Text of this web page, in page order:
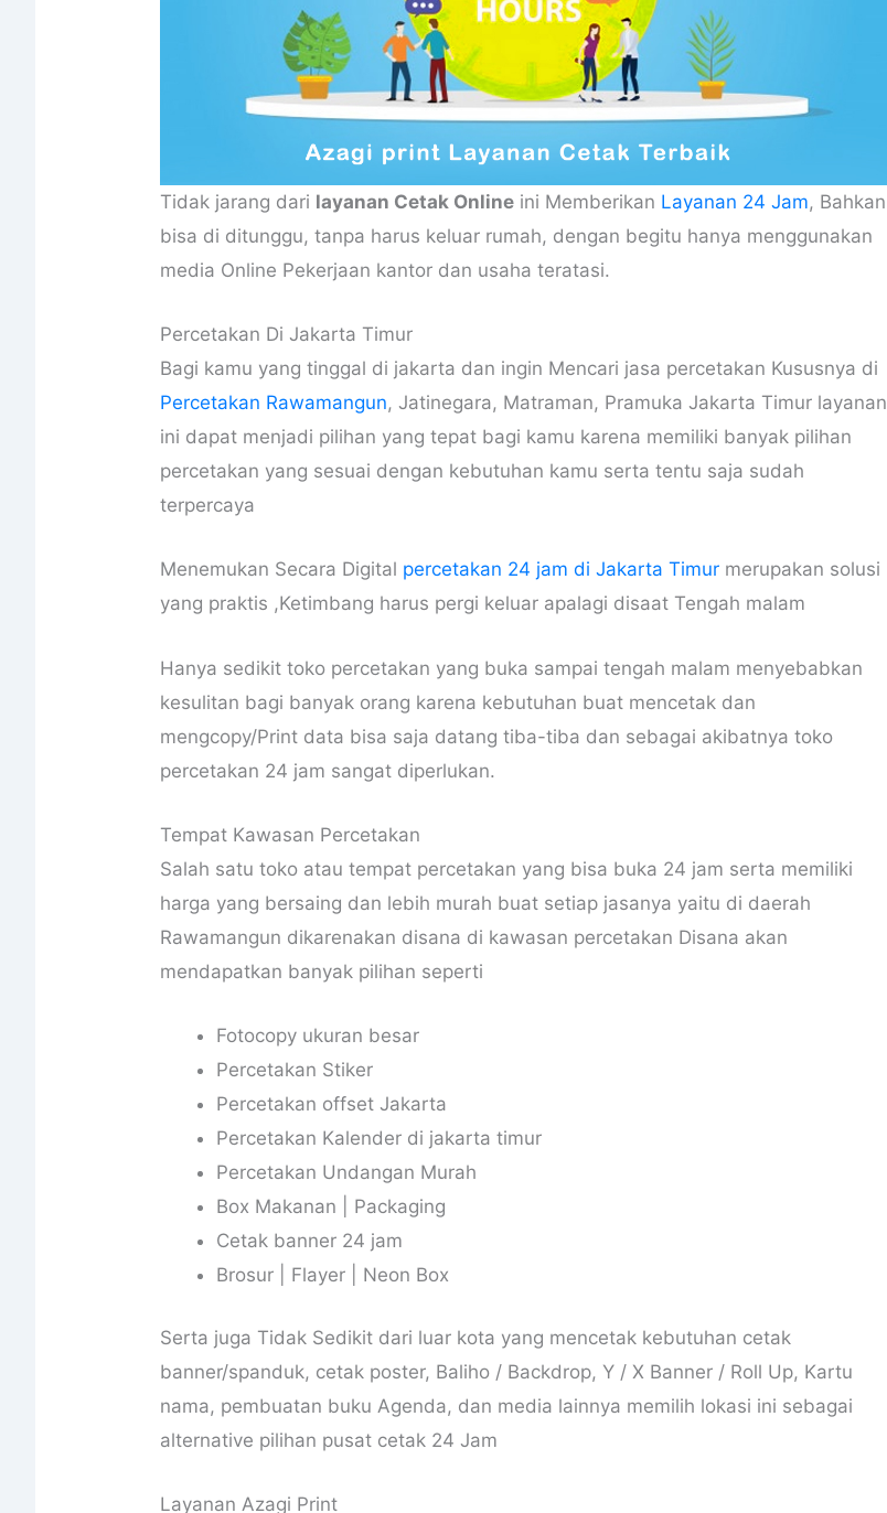
Tidak jarang dari layanan Cetak Online ini Memberikan Layanan 24 Jam, Bahkan
bisa di ditunggu, tanpa harus keluar rumah, dengan begitu hanya menggunakan
media Online Pekerjaan kantor dan usaha teratasi.
Percetakan Di Jakarta Timur
Bagi kamu yang tinggal di jakarta dan ingin Mencari jasa percetakan Kususnya di
Percetakan Rawamangun, Jatinegara, Matraman, Pramuka Jakarta Timur layanan
ini dapat menjadi pilihan yang tepat bagi kamu karena memiliki banyak pilihan
percetakan yang sesuai dengan kebutuhan kamu serta tentu saja sudah
terpercaya
Menemukan Secara Digital percetakan 24 jam di Jakarta Timur merupakan solusi
yang praktis ,Ketimbang harus pergi keluar apalagi disaat Tengah malam
Hanya sedikit toko percetakan yang buka sampai tengah malam menyebabkan
kesulitan bagi banyak orang karena kebutuhan buat mencetak dan
mengcopy/Print data bisa saja datang tiba-tiba dan sebagai akibatnya toko
percetakan 24 jam sangat diperlukan.
Tempat Kawasan Percetakan
Salah satu toko atau tempat percetakan yang bisa buka 24 jam serta memiliki
harga yang bersaing dan lebih murah buat setiap jasanya yaitu di daerah
Rawamangun dikarenakan disana di kawasan percetakan Disana akan
mendapatkan banyak pilihan seperti
Fotocopy ukuran besar
Percetakan Stiker
Percetakan offset Jakarta
Percetakan Kalender di jakarta timur
Percetakan Undangan Murah
Box Makanan | Packaging
Cetak banner 24 jam
Brosur | Flayer | Neon Box
Serta juga Tidak Sedikit dari luar kota yang mencetak kebutuhan cetak
banner/spanduk, cetak poster, Baliho / Backdrop, Y / X Banner / Roll Up, Kartu
nama, pembuatan buku Agenda, dan media lainnya memilih lokasi ini sebagai
alternative pilihan pusat cetak 24 Jam
Layanan Azagi Print